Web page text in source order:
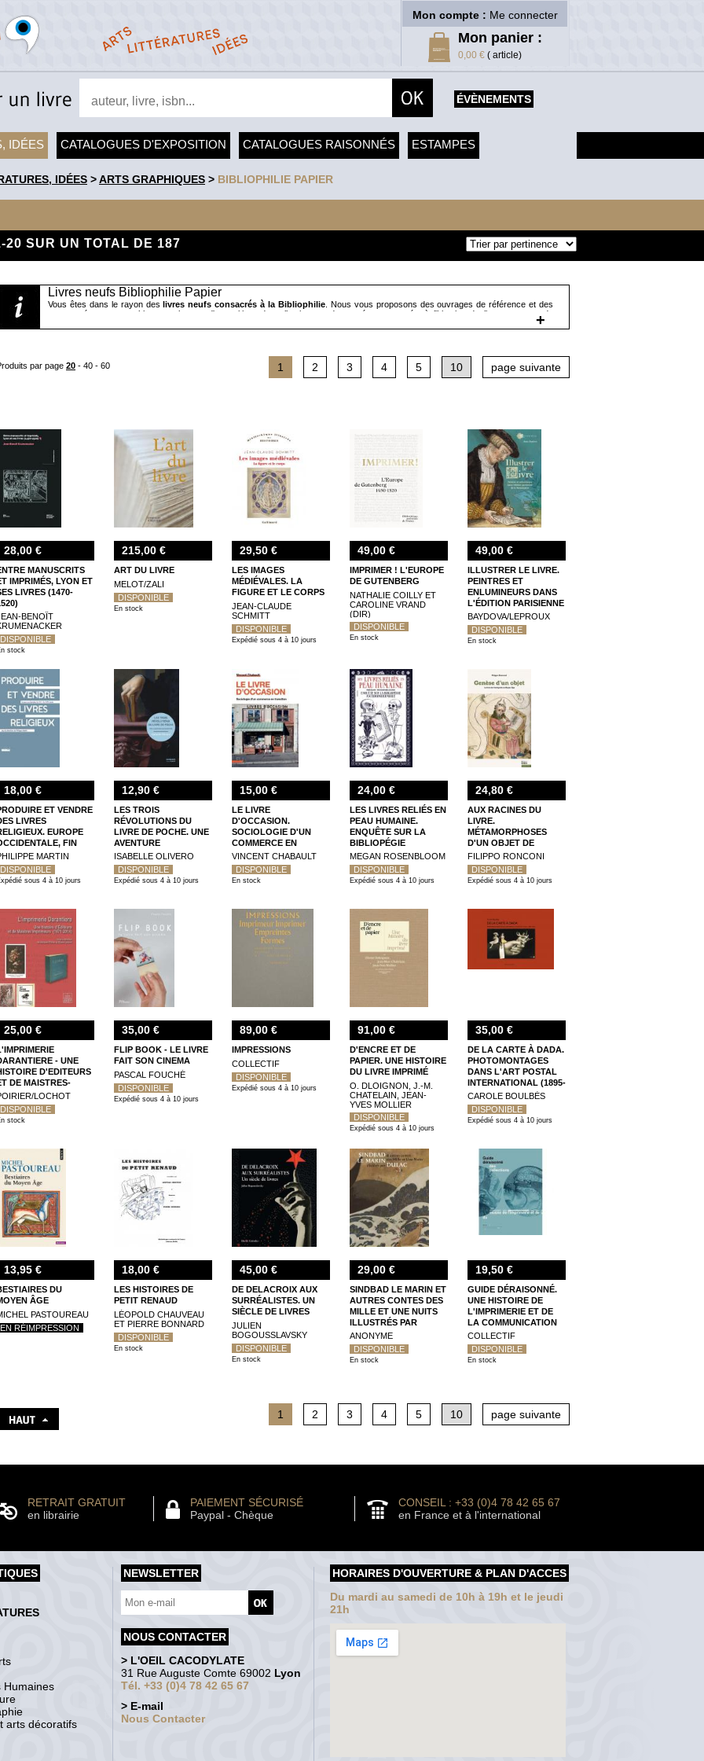
Mon compte : Me connecter
Mon panier :
0,00 € ( article)
ÉVÈNEMENTS
IDÉES CATALOGUES D'EXPOSITION CATALOGUES RAISONNÉS ESTAMPES
IDÉES >ARTS GRAPHIQUES > BIBLIOPHILIE PAPIER
20 SUR UN TOTAL DE 187
Livres neufs Bibliophilie Papier
Vous êtes dans le rayon deslivres neufs consacrés à la Bibliophilie. Nous vous proposons des ouvrages de référence et des
nouveautés, monographies, catalogues d'exposition, de collection ou de musée, consacrés à l'histoire du livre, aux grands
collectionneurs et bibliophiles ainsi qu'aux métiers du livre. Vous trouverez ainsi des manuels comme "La reliure. Technique et
rigueur" de Jacqueline Liekens, des ouvrages généralistes comme " Le livre des livres. Graphisme des livres au fil du temps" de
livre comme le relieur Jean de Gonet ou le collectionneur Paul Destribats, ainsi que des ouvrages consacrés à des mouvements
spécifiques, comme "Futur antérieur. L'avant-garde et le livre yiddish (1914-1939)".
+
par page 20 - 40 - 60 1 2 3 4 5 10 page suivante
28,00 €
MANUSCRITS
IMPRIMÉS, LYON ET
LIVRES (1470-
BENOÎT
DISPONIBLE
stock
215,00 €
ART DU LIVRE
MELOT/ZALI
DISPONIBLE
En stock
29,50 €
LES IMAGES
MÉDIÉVALES. LA
FIGURE ET LE CORPS
JEAN-CLAUDE
SCHMITT
DISPONIBLE
Expédié sous 4 à 10 jours
49,00 €
IMPRIMER ! L'EUROPE
DE GUTENBERG
NATHALIE COILLY ET
CAROLINE VRAND
(DIR)
DISPONIBLE
En stock
49,00 €
ILLUSTRER LE LIVRE.
PEINTRES ET
ENLUMINEURS DANS
L'ÉDITION PARISIENNE
DE LA RENAISSANCE
(1540-1585)
BAYDOVA/LEPROUX
DISPONIBLE
En stock
18,00 €
ET VENDRE
LIVRES
EUROPE
FIN
- FIN XVIIE SIÈCLE
MARTIN
DISPONIBLE
sous 4 à 10 jours
12,90 €
LES TROIS
RÉVOLUTIONS DU
LIVRE DE POCHE. UNE
AVENTURE
EUROPÉENNE
ISABELLE OLIVERO
DISPONIBLE
Expédié sous 4 à 10 jours
15,00 €
LE LIVRE
D'OCCASION.
SOCIOLOGIE D'UN
COMMERCE EN
TRANSITION
VINCENT CHABAULT
DISPONIBLE
En stock
24,00 €
LES LIVRES RELIÉS EN
PEAU HUMAINE.
ENQUÊTE SUR LA
BIBLIOPÉGIE
ANTHROPODERMIQUE
MEGAN ROSENBLOOM
DISPONIBLE
Expédié sous 4 à 10 jours
24,80 €
AUX RACINES DU
LIVRE.
MÉTAMORPHOSES
D'UN OBJET DE
L'ANTIQUIQUITÉ AU
MOYEN ÂGE
FILIPPO RONCONI
DISPONIBLE
Expédié sous 4 à 10 jours
25,00 €
- UNE
D'EDITEURS
DE MAISTRES-
(1871-2014)
LOCHOT
DISPONIBLE
stock
35,00 €
FLIP BOOK - LE LIVRE
FAIT SON CINEMA
PASCAL FOUCHÉ
DISPONIBLE
Expédié sous 4 à 10 jours
89,00 €
IMPRESSIONS
COLLECTIF
DISPONIBLE
Expédié sous 4 à 10 jours
91,00 €
D'ENCRE ET DE
PAPIER. UNE HISTOIRE
DU LIVRE IMPRIMÉ
O. DLOIGNON, J.-M.
CHATELAIN, JEAN-
YVES MOLLIER
DISPONIBLE
Expédié sous 4 à 10 jours
35,00 €
DE LA CARTE À DADA.
PHOTOMONTAGES
DANS L'ART POSTAL
INTERNATIONAL (1895-
1925)
CAROLE BOULBÈS
DISPONIBLE
Expédié sous 4 à 10 jours
13,95 €
DU
ÂGE
PASTOUREAU
EN RÉIMPRESSION
18,00 €
LES HISTOIRES DE
PETIT RENAUD
LÉOPOLD CHAUVEAU
ET PIERRE BONNARD
DISPONIBLE
En stock
45,00 €
DE DELACROIX AUX
SURRÉALISTES. UN
SIÈCLE DE LIVRES
JULIEN
BOGOUSSLAVSKY
DISPONIBLE
En stock
29,00 €
SINDBAD LE MARIN ET
AUTRES CONTES DES
MILLE ET UNE NUITS
ILLUSTRÉS PAR
DULAC
ANONYME
DISPONIBLE
En stock
19,50 €
GUIDE DÉRAISONNÉ.
UNE HISTOIRE DE
L'IMPRIMERIE ET DE
LA COMMUNICATION
GRAPHIQUE
COLLECTIF
DISPONIBLE
En stock
1 2 3 4 5 10 page suivante
RETRAIT GRATUIT
en librairie
PAIEMENT SÉCURISÉ
Paypal - Chèque
CONSEIL : +33 (0)4 78 42 65 67
en France et à l'international
Humaines
arts décoratifs
NEWSLETTER
NOUS CONTACTER
> L'OEIL CACODYLATE
31 Rue Auguste Comte 69002 Lyon
Tél. +33 (0)4 78 42 65 67
> E-mail
Nous Contacter
HORAIRES D'OUVERTURE & PLAN D'ACCES
Du mardi au samedi de 10h à 19h et le jeudi
21h